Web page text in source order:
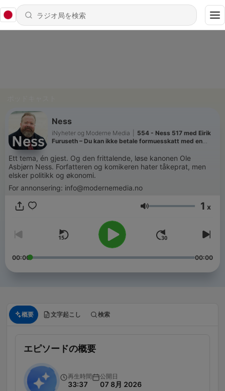
Ness
iNyheter og Moderne Media
554 - Ness 517 med Eirik
Furuseth – Du kan ikke betale formuesskatt med en
Ett tema, én gjest. Og den frittalende, løse kanonen Ole
Asbjørn Ness. Forfatteren og komikeren hater tåkeprat, men
elsker politikk og økonomi.
For annonsering: info@modernemedia.no
音量 1 x
00:00 00:00
概要 文字起こし 検索
エピソードの概要
再生時間
33:37
公開日
07 8月 2026